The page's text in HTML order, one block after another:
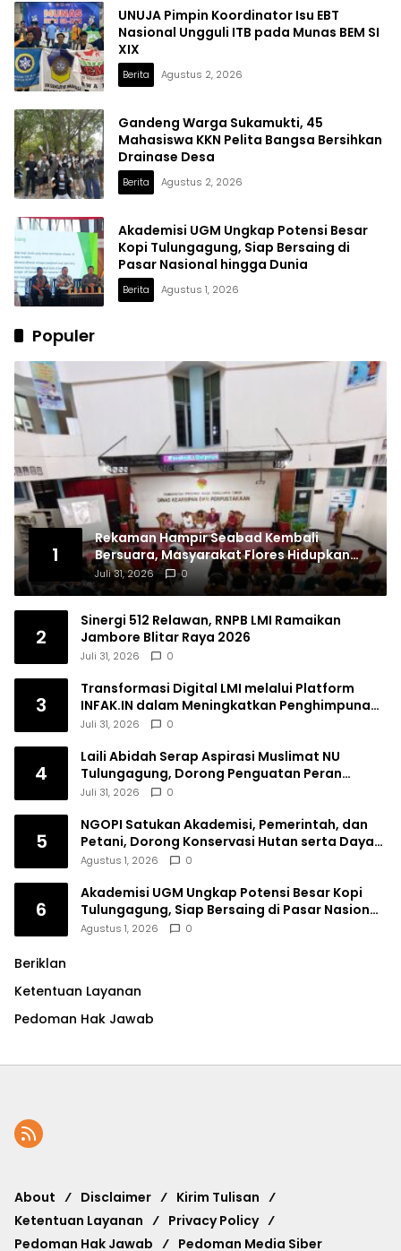
UNUJA Pimpin Koordinator Isu EBT
Nasional Ungguli ITB pada Munas BEM SI
XIX
Berita Agustus 2, 2026
Gandeng Warga Sukamukti, 45
Mahasiswa KKN Pelita Bangsa Bersihkan
Drainase Desa
Berita Agustus 2, 2026
Akademisi UGM Ungkap Potensi Besar
Kopi Tulungagung, Siap Bersaing di
Pasar Nasional hingga Dunia
Berita Agustus 1, 2026
Populer
1
Rekaman Hampir Seabad Kembali
Bersuara, Masyarakat Flores Hidupkan
Lagi Ingatan Leluhur
Juli 31, 2026 0
2
Sinergi 512 Relawan, RNPB LMI Ramaikan
Jambore Blitar Raya 2026
Juli 31, 2026 0
3
Transformasi Digital LMI melalui Platform
INFAK.IN dalam Meningkatkan Penghimpunan
Dana Filantropi Islam
Juli 31, 2026 0
4
Laili Abidah Serap Aspirasi Muslimat NU
Tulungagung, Dorong Penguatan Peran
Perempuan
Juli 31, 2026 0
5
NGOPI Satukan Akademisi, Pemerintah, dan
Petani, Dorong Konservasi Hutan serta Daya
Saing Kopi Tulungagung
Agustus 1, 2026 0
6
Akademisi UGM Ungkap Potensi Besar Kopi
Tulungagung, Siap Bersaing di Pasar Nasional
hingga Dunia
Agustus 1, 2026 0
Beriklan
Ketentuan Layanan
Pedoman Hak Jawab
About Disclaimer
Kirim Tulisan
Ketentuan Layanan
Privacy Policy
Pedoman Hak Jawab
Pedoman Media Siber